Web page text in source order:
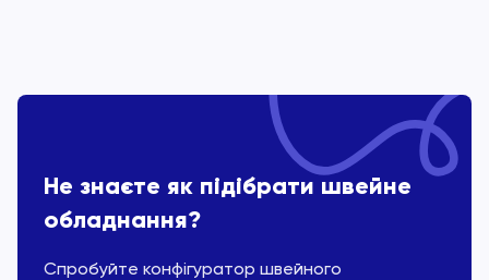
Не знаєте як підібрати швейне
обладнання?
Спробуйте конфігуратор швейного